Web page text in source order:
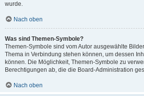
wurde.
Nach oben
Was sind Themen-Symbole?
Themen-Symbole sind vom Autor ausgewählte
Thema in Verbindung stehen können, um dessen
können. Die Möglichkeit, Themen-Symbole zu
Berechtigungen ab, die die Board-Administration
Nach oben